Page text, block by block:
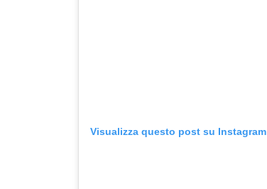
Visualizza questo post su Instagram